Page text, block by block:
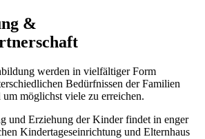
&
werden in vielfältiger Form
Bedürfnissen der Familien
möglichst viele zu erreichen.
und Erziehung der Kinder findet in enger
Kindertageseinrichtung und Elternhaus